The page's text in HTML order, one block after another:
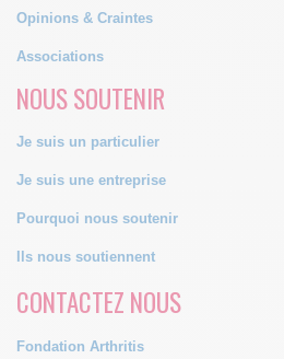
Opinions & Craintes
Associations
NOUS SOUTENIR
Je suis un particulier
Je suis une entreprise
Pourquoi nous soutenir
Ils nous soutiennent
CONTACTEZ NOUS
Fondation Arthritis